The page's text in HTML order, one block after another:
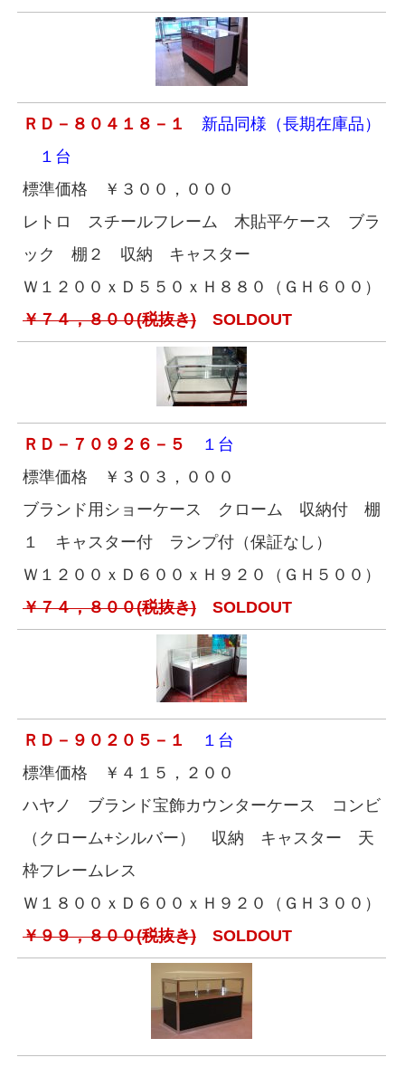
ＲＤ－８０４１８－１
新品同様（長期在庫品）
１台
標準価格 ￥３００，０００
レトロ スチールフレーム 木貼平ケース ブラ
ック 棚２ 収納 キャスター
Ｗ１２００ｘＤ５５０ｘＨ８８０（ＧＨ６００）
￥７４，８００(税抜き) SOLDOUT
ＲＤ－７０９２６－５
１台
標準価格 ￥３０３，０００
ブランド用ショーケース クローム 収納付 棚
１ キャスター付 ランプ付（保証なし）
Ｗ１２００ｘＤ６００ｘＨ９２０（ＧＨ５００）
￥７４，８００(税抜き) SOLDOUT
ＲＤ－９０２０５－１
１台
標準価格 ￥４１５，２００
ハヤノ ブランド宝飾カウンターケース コンビ
（クローム+シルバー） 収納 キャスター 天
枠フレームレス
Ｗ１８００ｘＤ６００ｘＨ９２０（ＧＨ３００）
￥９９，８００(税抜き) SOLDOUT